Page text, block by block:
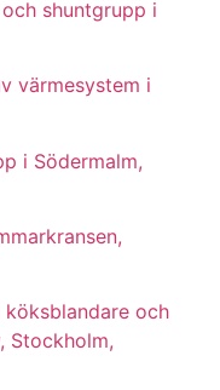
shuntgrupp i
värmesystem i
i Södermalm,
och
Stockholm,